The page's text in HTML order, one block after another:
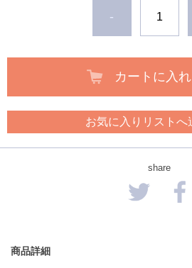
-
カートに入
お気に入りリストへ
share
商品詳細